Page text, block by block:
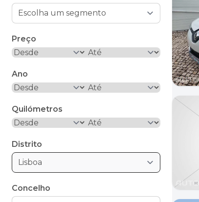
Preço
Ano
Quilómetros
Distrito
Lisboa
Concelho